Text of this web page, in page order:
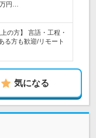
円…
の方】 言語・工程・
る方も歓迎/リモート
気になる